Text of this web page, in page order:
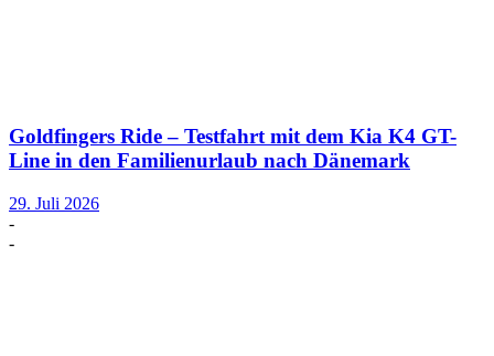
Goldfingers Ride – Testfahrt mit dem Kia K4 GT-
Line in den Familienurlaub nach Dänemark
29. Juli 2026
-
-